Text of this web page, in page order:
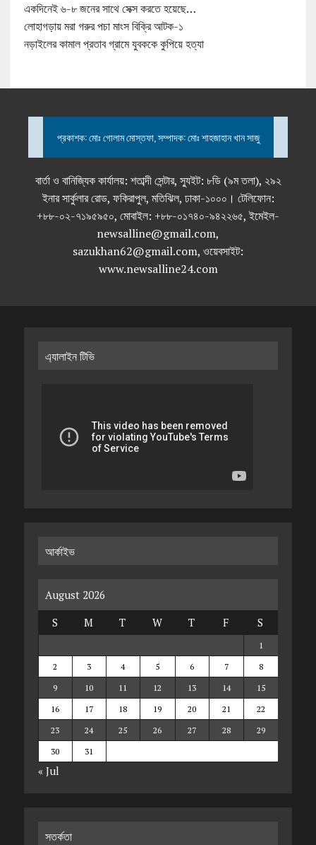
একদিনেই ৬-৮ জনের সাথে সেক্স করতে হয়েছে…
লোহাগড়ায় মরা গরুর পচা মাংস বিক্রি আটক-১
নড়াইলের কামাল প্রতাব গ্রামে যুবককে কুপিয়ে হত্যা
প্রকাশক: মোঃ গোলাম মোস্তফা, সম্পাদক: মোঃ শাহজাহান খান সাজু
বার্তা ও বানিজ্যিক কার্যালয়: শতাব্দী সেন্টার, স্যুইট: ৮ডি (৯ম তলা), ২৯২
ইনার সার্কুলার রোড, ফকিরাপুল, মতিঝিল, ঢাকা-১০০০। টেলিফোন:
+৮৮-০২-৭১৯৫৯৫০, মোবাইল: +৮৮-০১৭৪০-৯৪২২৬৫, ইমেইল-
newsalline@gmail.com,
sazukhan62@gmail.com, ওয়েবসাইট:
www.newsalline24.com
এ্যালাইন টিভি
আর্কাইভ
August 2026
S
M T W T F S
1
2
3 4 5 6 7
8
9
10 11 12 13 14
15
16
17 18 19 20 21
22
23
24 25 26 27 28
29
30
31
« Jul
সতর্কতা